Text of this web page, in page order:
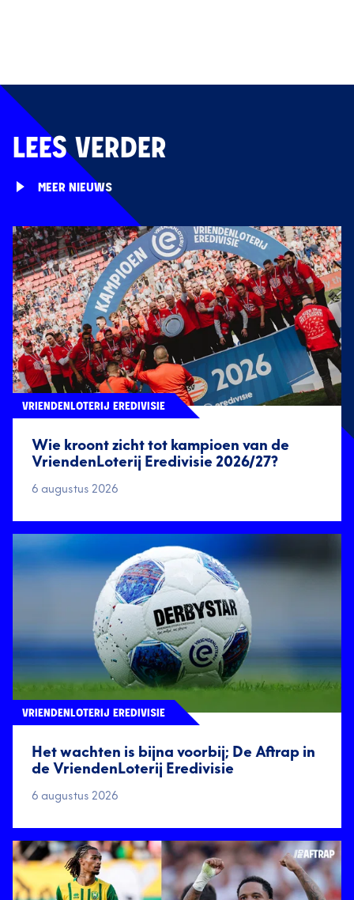
LEES VERDER
MEER NIEUWS
Wie kroont zicht tot kampioen van de
VriendenLoterij Eredivisie 2026/27?
VRIENDENLOTERIJ EREDIVISIE
6 augustus 2026
Het wachten is bijna voorbij; De Aftrap in
de VriendenLoterij Eredivisie
VRIENDENLOTERIJ EREDIVISIE
6 augustus 2026